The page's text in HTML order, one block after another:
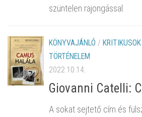
szüntelen rajongással.
KÖNYVAJÁNLÓ /
TÖRTÉNELEM
2022.10.14.
Giovanni Catelli:
A sokat sejtető cím és